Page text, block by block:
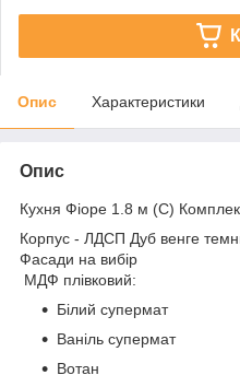
Опис Характеристики
Опис
Кухня Фіоре 1.8 м (С)
Корпус - ЛДСП Дуб венге
Фасади на вибір
МДФ плівковий:
Білий
Ваніль супермат
Вотан